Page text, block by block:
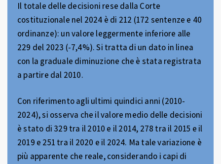
Il totale delle decisioni rese dalla Corte
costituzionale nel 2024 è di 212 (172 sentenze e 40
ordinanze): un valore leggermente inferiore alle
229 del 2023 (-7,4%). Si tratta di un dato in linea
con la graduale diminuzione che è stata registrata
a partire dal 2010.
Con riferimento agli ultimi quindici anni (2010-
2024), si osserva che il valore medio delle decisioni
è stato di 329 tra il 2010 e il 2014, 278 tra il 2015 e il
2019 e 251 tra il 2020 e il 2024. Ma tale variazione è
più apparente che reale, considerando i capi di